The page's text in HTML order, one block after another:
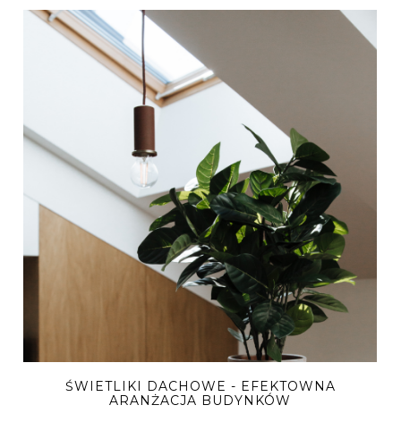
ŚWIETLIKI DACHOWE - EFEKTOWNA
ARANŻACJA BUDYNKÓW